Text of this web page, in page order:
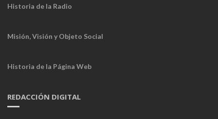
Historia de la Radio
Misión, Visión y Objeto Social
Historia de la Página Web
REDACCIÓN DIGITAL